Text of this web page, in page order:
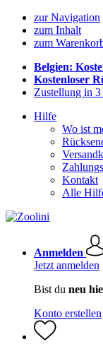
zur Navigation
zum Inhalt
zum
Belgien:
Kostenloser
Zustellung in 3
Hilfe
Wo ist
Kontakt
Alle
Anmelden
Jetzt anmelden
Bist du neu
Konto erstellen